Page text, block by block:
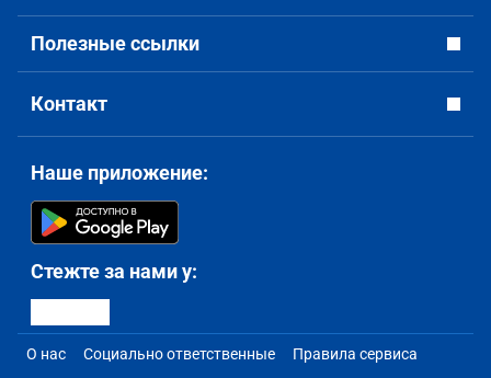
Полезные ссылки
Контакт
Наше приложение:
Стежте за нами у:
О нас Социально ответственные Правила сервиса